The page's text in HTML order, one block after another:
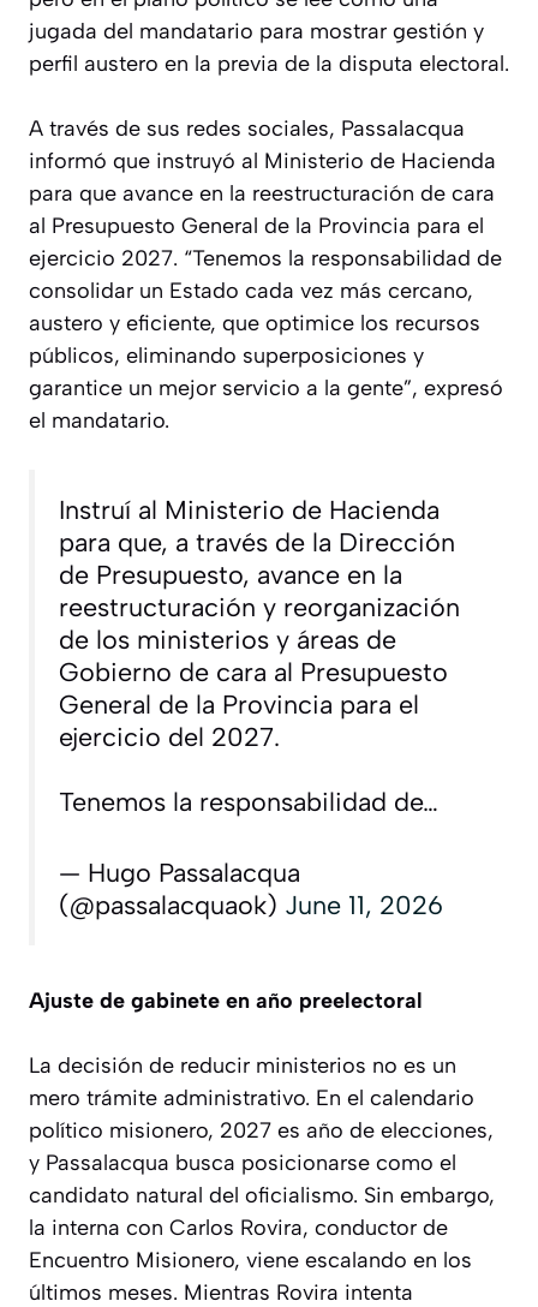
jugada del mandatario para mostrar gestión y
perfil austero en la previa de la disputa electoral.
A través de sus redes sociales, Passalacqua
informó que instruyó al Ministerio de Hacienda
para que avance en la reestructuración de cara
al Presupuesto General de la Provincia para el
ejercicio 2027. “Tenemos la responsabilidad de
consolidar un Estado cada vez más cercano,
austero y eficiente, que optimice los recursos
públicos, eliminando superposiciones y
garantice un mejor servicio a la gente”, expresó
el mandatario.
Instruí al Ministerio de Hacienda
para que, a través de la Dirección
de Presupuesto, avance en la
reestructuración y reorganización
de los ministerios y áreas de
Gobierno de cara al Presupuesto
General de la Provincia para el
ejercicio del 2027.
Tenemos la responsabilidad de…
— Hugo Passalacqua
(@passalacquaok) June 11, 2026
Ajuste de gabinete en año preelectoral
La decisión de reducir ministerios no es un
mero trámite administrativo. En el calendario
político misionero, 2027 es año de elecciones,
y Passalacqua busca posicionarse como el
candidato natural del oficialismo. Sin embargo,
la interna con Carlos Rovira, conductor de
Encuentro Misionero, viene escalando en los
últimos meses. Mientras Rovira intenta